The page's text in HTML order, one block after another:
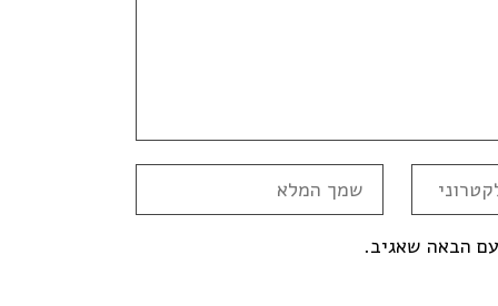
הבאה שאגיב.